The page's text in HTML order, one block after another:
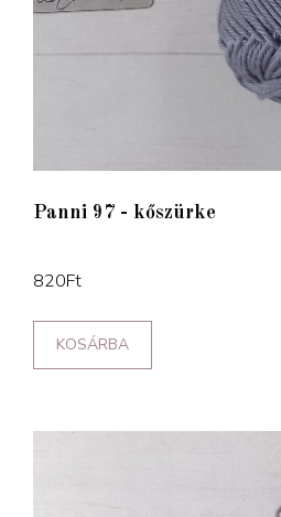
Panni 97 - kőszürke
820Ft
KOSÁRBA